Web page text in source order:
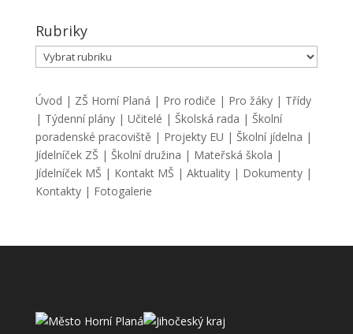
Rubriky
Rubriky
Úvod | ZŠ Horní Planá | Pro rodiče | Pro žáky| Třídy
| Týdenní plány| Učitelé | Školská rada | Školní
poradenské pracoviště | Projekty EU | Školní jídelna |
Jídelníček ZŠ | Školní družina | Mateřská škola |
Jídelníček MŠ | Kontakt MŠ | Aktuality| Dokumenty|
Kontakty| Fotogalerie